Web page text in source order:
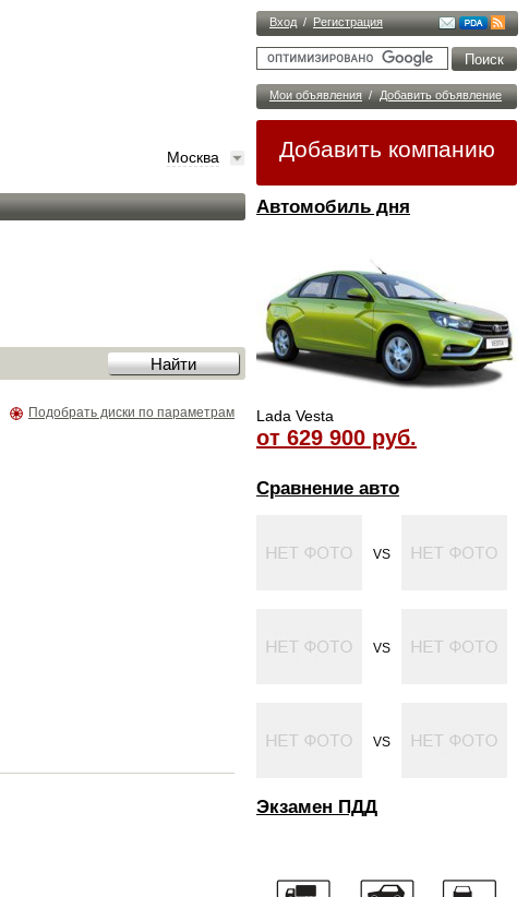
Вход / Регистрация
Мои объявления / Добавить объявление
Добавить компанию
Автомобиль дня
Lada Vesta
от 629 900 руб.
Сравнение авто
VS
VS
VS
Экзамен ПДД
Москва
Подобрать диски по параметрам